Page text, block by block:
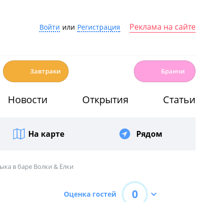
Войти или Регистрация Реклама на сайте
Завтраки Бранчи
Новости Открытия Статьи
На карте Рядом
в баре Волки & Ёлки
Оценка гостей 0